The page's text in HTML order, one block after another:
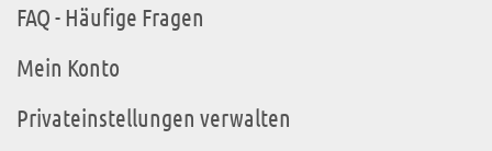
FAQ - Häufige Fragen
Mein Konto
Privateinstellungen verwalten